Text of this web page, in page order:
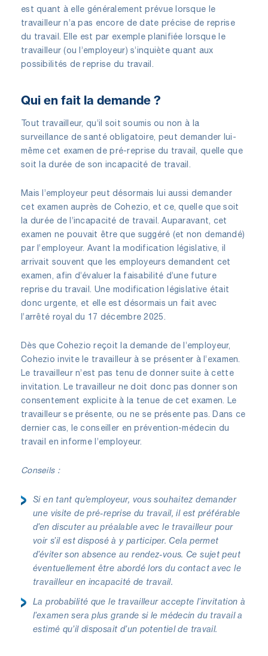
est quant à elle généralement prévue lorsque le
travailleur n’a pas encore de date précise de reprise
du travail. Elle est par exemple planifiée lorsque le
travailleur (ou l’employeur) s’inquiète quant aux
possibilités de reprise du travail.
Qui en fait la demande ?
Tout travailleur, qu’il soit soumis ou non à la
surveillance de santé obligatoire, peut demander lui-
même cet examen de pré-reprise du travail, quelle que
soit la durée de son incapacité de travail.
Mais l’employeur peut désormais lui aussi demander
cet examen auprès de Cohezio, et ce, quelle que soit
la durée de l’incapacité de travail. Auparavant, cet
examen ne pouvait être que suggéré (et non demandé)
par l’employeur. Avant la modification législative, il
arrivait souvent que les employeurs demandent cet
examen, afin d’évaluer la faisabilité d’une future
reprise du travail. Une modification législative était
donc urgente, et elle est désormais un fait avec
l’arrêté royal du 17 décembre 2025.
Dès que Cohezio reçoit la demande de l’employeur,
Cohezio invite le travailleur à se présenter à l’examen.
Le travailleur n’est pas tenu de donner suite à cette
invitation. Le travailleur ne doit donc pas donner son
consentement explicite à la tenue de cet examen. Le
travailleur se présente, ou ne se présente pas. Dans ce
dernier cas, le conseiller en prévention-médecin du
travail en informe l’employeur.
Conseils :
Si en tant qu’employeur, vous souhaitez demander
une visite de pré-reprise du travail, il est préférable
d’en discuter au préalable avec le travailleur pour
voir s’il est disposé à y participer. Cela permet
d’éviter son absence au rendez-vous. Ce sujet peut
éventuellement être abordé lors du contact avec le
travailleur en incapacité de travail.
La probabilité que le travailleur accepte l’invitation à
l’examen sera plus grande si le médecin du travail a
estimé qu’il disposait d’un potentiel de travail.